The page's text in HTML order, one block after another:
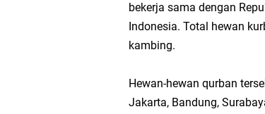
bekerja sama dengan
Indonesia. Total hewan
kambing.
Hewan-hewan qurban
Jakarta, Bandung,